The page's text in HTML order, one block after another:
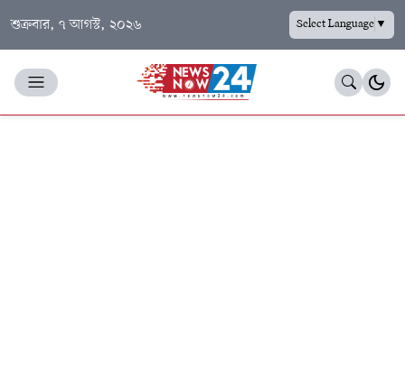
শুক্রবার, ৭ আগস্ট, ২০২৬ Select Language▼